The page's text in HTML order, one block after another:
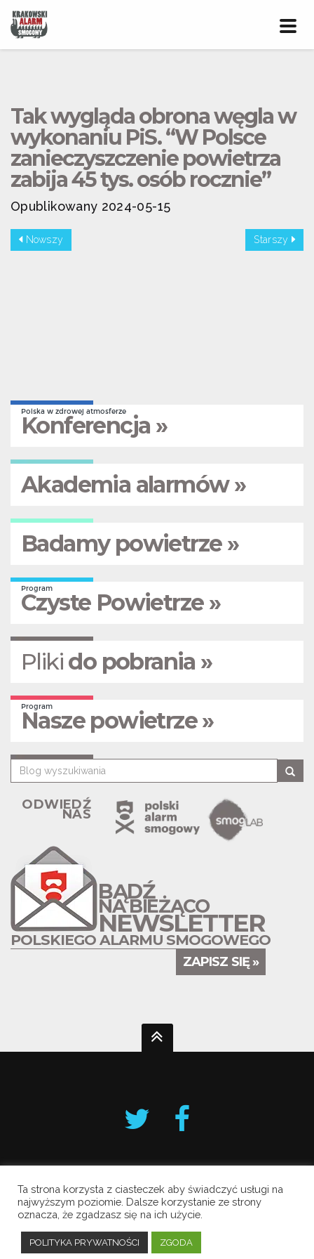
Tak wygląda obrona węgla w
wykonaniu PiS. “W Polsce
zanieczyszczenie powietrza
zabija 45 tys. osób rocznie”
Opublikowany 2024-05-15
Nowszy Starszy
Polska w zdrowej atmosferze
Konferencja »
Akademia alarmów »
Badamy powietrze »
Program
Czyste Powietrze »
Pliki do pobrania »
Program
Nasze powietrze »
ODWIEDŹ
NAS
BĄDŹ
NA BIEŻĄCO
NEWSLETTER
POLSKIEGO ALARMU SMOGOWEGO
ZAPISZ SIĘ »
Krakowski Alarm Smogowy
Copyright © 2019 All Rights Reserved.
Polityka prywatności
Ta strona korzysta z ciasteczek aby świadczyć usługi na
najwyższym poziomie. Dalsze korzystanie ze strony
oznacza, że zgadzasz się na ich użycie.
POLITYKA PRYWATNOŚCI ZGODA